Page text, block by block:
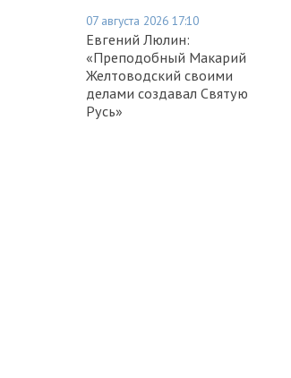
07 августа 2026 17:10
Евгений Люлин:
«Преподобный Макарий
Желтоводский своими
делами создавал Святую
Русь»